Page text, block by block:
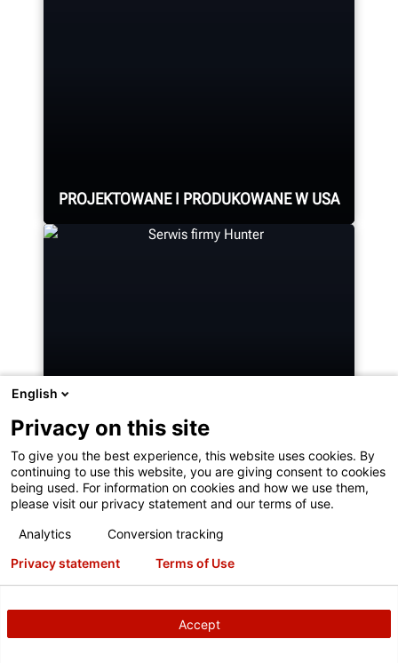
PROJEKTOWANE I PRODUKOWANE W USA
do kół, tokarki hamulcowej oraz
zgodnie ze specjalistycznymi
procedurami.
DOWIEDZ SIĘ WIĘCEJ
Firma Hunter dysponuje
wysoko wykwalifikowanych
przedstawicieli serwisowych.
POPROŚ O WSPARCIE
Dotarłeś do końca, ale to jeszcze nie
wszystko.
English
Privacy on this site
To give you the best experience, this website uses cookies. By
continuing to use this website, you are giving consent to cookies
being used. For information on cookies and how we use them,
please visit our privacy statement and our terms of use.
Analytics
Conversion tracking
Accept
Privacy statement Terms of Use